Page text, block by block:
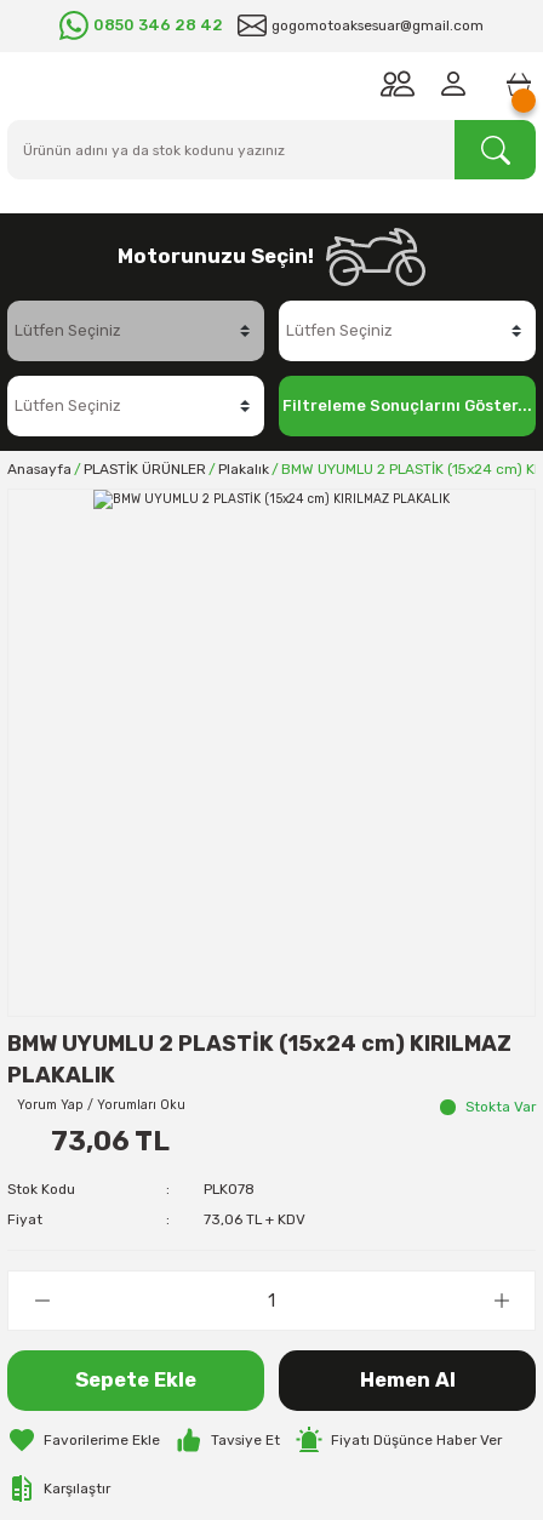
0850 346 28 42 gogomotoaksesuar@gmail.com
Motorunuzu Seçin!
Filtreleme Sonuçlarını Göster...
Anasayfa PLASTİK ÜRÜNLER Plakalık BMW UYUMLU 2 PLASTİK (15x24 cm)
BMW UYUMLU 2 PLASTİK (15x24 cm) KIRILMAZ
PLAKALIK
Yorum Yap / Yorumları Oku Stokta Var
73,06 TL
Stok Kodu
PLK078
Fiyat
73,06 TL + KDV
Sepete Ekle Hemen Al
Tavsiye Et Fiyatı Düşünce Haber Ver
Karşılaştır